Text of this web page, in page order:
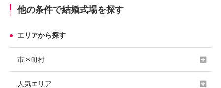
他の条件で結婚式場を探す
エリアから探す
市区町村
人気エリア